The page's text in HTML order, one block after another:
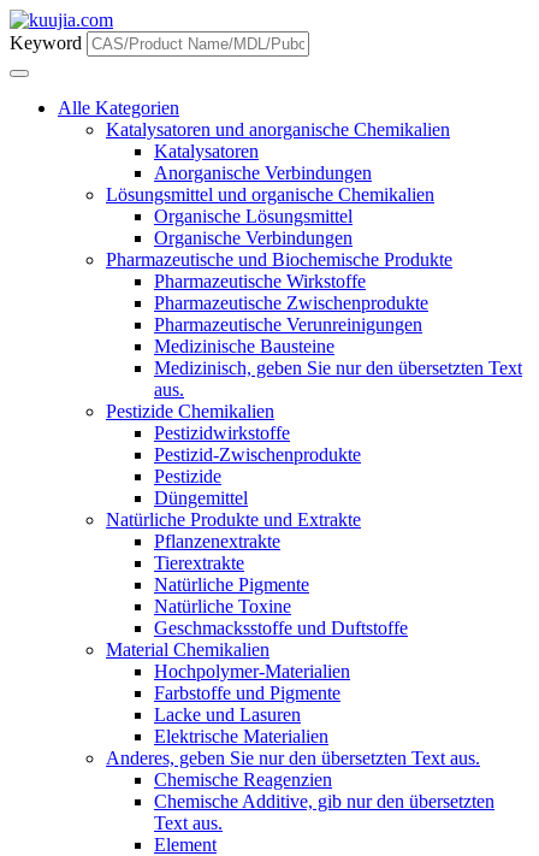
Keyword
Alle Kategorien
Katalysatoren und anorganische Chemikalien
Katalysatoren
Anorganische Verbindungen
Lösungsmittel und organische Chemikalien
Organische Lösungsmittel
Organische Verbindungen
Pharmazeutische und Biochemische Produkte
Pharmazeutische Wirkstoffe
Pharmazeutische Zwischenprodukte
Pharmazeutische Verunreinigungen
Medizinische Bausteine
Medizinisch, geben Sie nur den übersetzten Text
aus.
Pestizide Chemikalien
Pestizidwirkstoffe
Pestizid-Zwischenprodukte
Pestizide
Düngemittel
Natürliche Produkte und Extrakte
Pflanzenextrakte
Tierextrakte
Natürliche Pigmente
Natürliche Toxine
Geschmacksstoffe und Duftstoffe
Material Chemikalien
Hochpolymer-Materialien
Farbstoffe und Pigmente
Lacke und Lasuren
Elektrische Materialien
Anderes, geben Sie nur den übersetzten Text aus.
Chemische Reagenzien
Chemische Additive, gib nur den übersetzten
Text aus.
Element